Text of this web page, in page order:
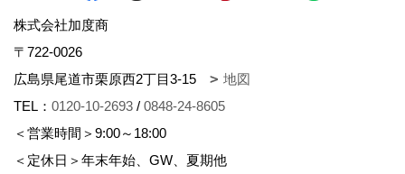
株式会社加度商
〒722-0026
広島県尾道市栗原西2丁目3-15
地図
TEL： 0120-10-2693 / 0848-24-8605
＜営業時間＞9:00～18:00
＜定休日＞年末年始、GW、夏期他